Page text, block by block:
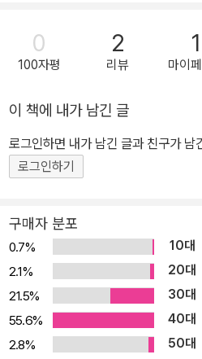
후원금’을 모을 방법을 생각하다가 ‘
획한다. 금요일 7시간 동안 말을 하
는 만큼 사람들이 돈을 내는 것이다.
송국에 들어갔을 때 쓸모가 있을지도
엉뚱함을 보여 주기도 한다. 대망의 금요일, 할머니가 ‘침묵은 금이
다’라는 말이 생각나라고 노란색 옷을
듣고만 있기’ 작전을 알려 준다. 루이
작전들을 떠올리며 침묵을 유지하고,
붙이면서 간신히 작전을 성공시킨다.
을 고스란히 담고 있으면서도, 당차게
는 떠버리 루이스, 아이들이 너무도
릭터이다. ▶ 침묵은 금이었다! - 강요하지 않는 교훈으로 더 큰 깨달
음 선사 선생님, 엄마, 아빠, 할머니,
0
100자평
2
리뷰
1
마이
이 책에 내가 남긴 글
로그인하면 내가 남긴 글과 친구가 남
로그인하기
구매자 분포
0.7% 10대
2.1%
20대
21.5%
30대
55.6%
40대
2.8%
50대